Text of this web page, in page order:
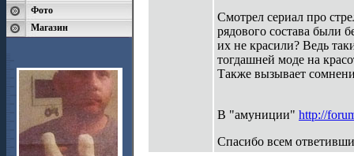
Фото
Магазин
Смотрел сериал про
рядового состава были
их не красили? Ведь
тогдашней моде на
Также вызывает
В "амуниции" http://
Спасибо всем